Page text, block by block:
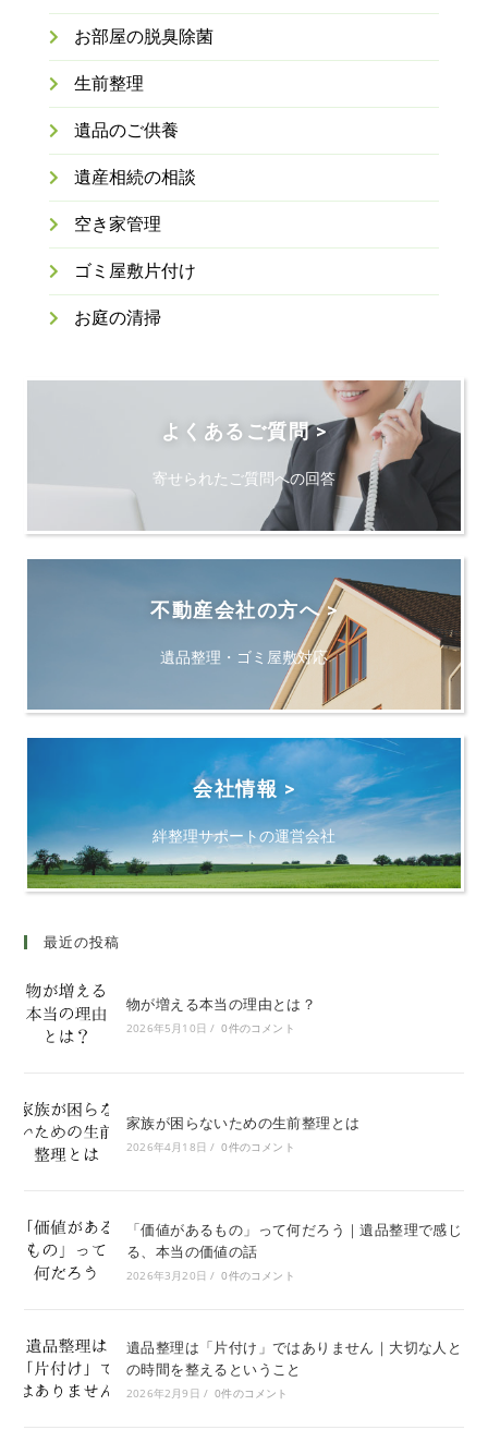
お部屋の脱臭除菌
生前整理
遺品のご供養
遺産相続の相談
空き家管理
ゴミ屋敷片付け
お庭の清掃
よくあるご質問 >
寄せられたご質問への回答
不動産会社の方へ >
遺品整理・ゴミ屋敷対応
会社情報 >
絆整理サポートの運営会社
最近の投稿
物が増える本当の理由とは？
2026年5月10日 / 0件のコメント
家族が困らないための生前整理とは
2026年4月18日 / 0件のコメント
「価値があるもの」って何だろう｜遺品整理で感じ
る、本当の価値の話
2026年3月20日 / 0件のコメント
遺品整理は「片付け」ではありません｜大切な人と
の時間を整えるということ
2026年2月9日 / 0件のコメント